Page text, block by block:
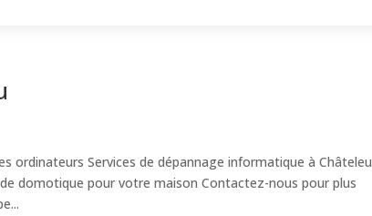
ordinateurs Services de dépannage informatique à Châteleu
domotique pour votre maison Contactez-nous pour plus